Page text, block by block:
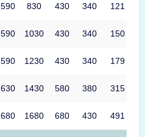
590 830 430 340 121
590 1030 430 340 150
590 1230 430 340 179
630 1430 580 380 315
680 1680 680 430 491